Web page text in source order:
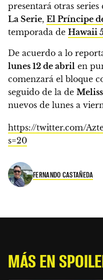
presentará otras series
La Serie, El Príncipe
temporada de Hawaii
De acuerdo a lo
lunes 12 de abril en
comenzará el bloque
seguido de la de
nuevos de lunes a
https://twitter.com/
s=20
FERNANDO CASTAÑEDA
MÁS EN